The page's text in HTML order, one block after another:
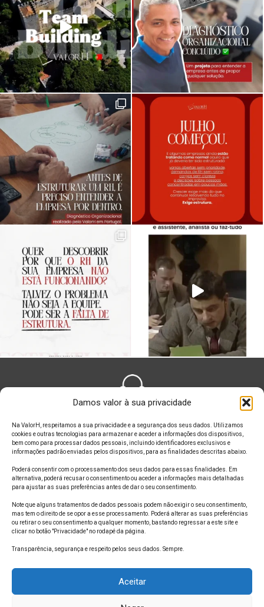
Damos valor à sua privacidade
Na ValorH, respeitamos a sua privacidade e a segurança dos seus dados. Utilizamos
cookies e outras tecnologias para armazenar e aceder a informações dos dispositivos,
bem como para processar dados pessoais, incluindo identificadores exclusivos e
informações padrão enviadas pelos dispositivos, para as finalidades descritas abaixo.
Poderá consentir com o processamento dos seus dados para essas finalidades. Em
alternativa, poderá recusar o consentimento ou aceder a informações mais detalhadas
para ajustar as suas preferências antes de dar o seu consentimento.
Note que alguns tratamentos de dados pessoais podem não exigir o seu consentimento,
mas tem o direito de se opor a esse processamento. Poderá alterar as suas preferências
ou retirar o seu consentimento a qualquer momento, bastando regressar a este site e
clicar no botão "Privacidade" no rodapé da página.
Transparência, segurança e respeito pelos seus dados. Sempre.
Aceitar
ONDE ESTAMOS
SIGA A GENTE